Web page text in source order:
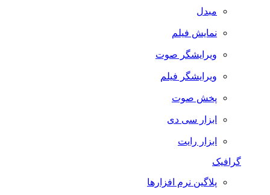
مبدل
نمایش فیلم
ویرایشگر صوت
ویرایشگر فیلم
پخش صوت
ابزار سی دی
ابزار رایت
گرافیک
پلاگین نرم افزارها